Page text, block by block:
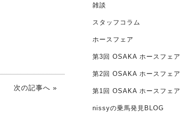
次の記事へ »
雑談
スタッフコラム
ホースフェア
第3回 OSAKA ホースフェア
第2回 OSAKA ホースフェア
第1回 OSAKA ホースフェア
nissyの乗馬発見BLOG